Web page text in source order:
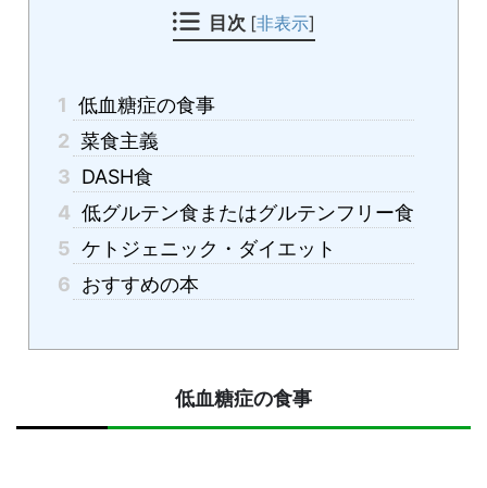
目次 [非表示]
1 低血糖症の食事
2 菜食主義
3 DASH食
4 低グルテン食またはグルテンフリー食
5 ケトジェニック・ダイエット
6 おすすめの本
低血糖症の食事